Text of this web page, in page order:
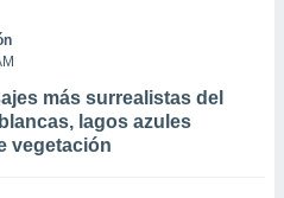
más surrealistas del
lagos azules
vegetación